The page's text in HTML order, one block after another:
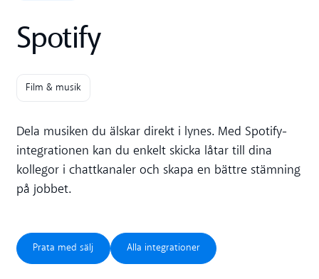
Spotify
Film & musik
Dela musiken du älskar direkt i lynes. Med Spotify-
integrationen kan du enkelt skicka låtar till dina
kollegor i chattkanaler och skapa en bättre stämning
på jobbet.
Prata med sälj
Prata med sälj
Alla integrationer
Alla integrationer